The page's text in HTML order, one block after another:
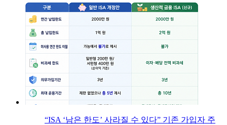
“ISA ‘남은 한도’ 사라질 수 있다” 기존 가입자 주